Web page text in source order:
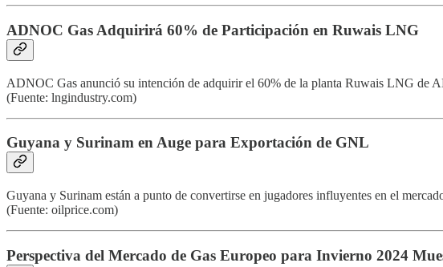
ADNOC Gas Adquirirá 60% de Participación en Ruwais LNG
ADNOC Gas anunció su intención de adquirir el 60% de la planta Ruwais LNG de
(Fuente: lngindustry.com)
Guyana y Surinam en Auge para Exportación de GNL
Guyana y Surinam están a punto de convertirse en jugadores influyentes en el
(Fuente: oilprice.com)
Perspectiva del Mercado de Gas Europeo para Invierno 2024